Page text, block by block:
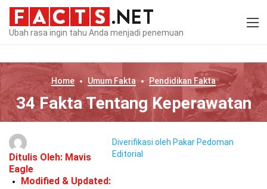
Ubah rasa ingin tahu Anda menjadi penemuan
Home Umum Fakta PendidikanFakta
34 Fakta Tentang Keperawatan
Ditulis Oleh: Mavis
Eagle
Modified & Updated:
Diverifikasi oleh Pakar Pedoman
Editorial